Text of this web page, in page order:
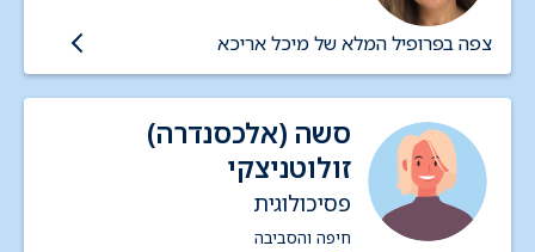
צפה בפרופיל המלא של מיכל אריכא
סשה (אלכסנדרה)
זולוטניצקי
פסיכולוגית
חיפה והסביבה